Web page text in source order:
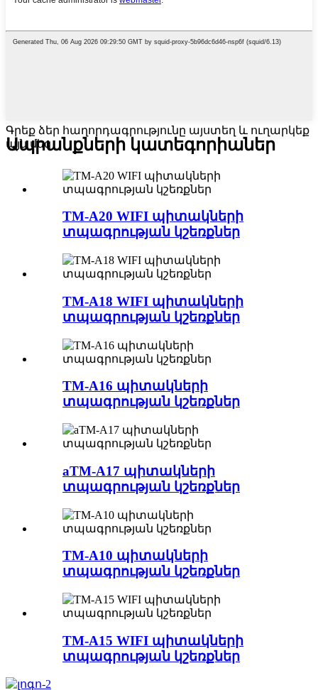
Գրեք ձեր հաղորդագրությունը այստեղ և ուղարկեք
այն մեզ
Ապրանքների կատեգորիաներ
TM-A20 WIFI պիտակների
տպագրության կշեռքներ
TM-A18 WIFI պիտակների
տպագրության կշեռքներ
TM-A16 պիտակների
տպագրության կշեռքներ
aTM-A17 պիտակների
տպագրության կշեռքներ
TM-A10 պիտակների
տպագրության կշեռքներ
TM-A15 WIFI պիտակների
տպագրության կշեռքներ